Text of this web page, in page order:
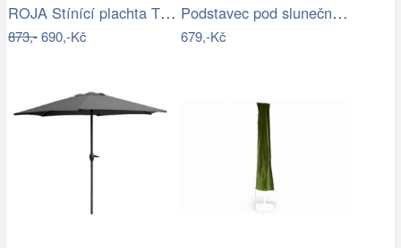
ROJA Stínící plachta TROJÚHELNÍK 3,6m
873,-690,-Kč
Podstavec pod slunečník Houseland Bixi…
679,-Kč